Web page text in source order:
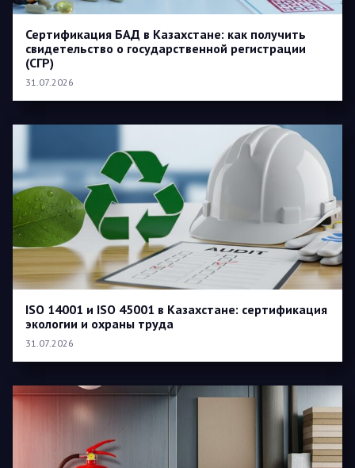
Сертификация БАД в Казахстане: как получить
свидетельство о государственной регистрации
(СГР)
31.07.2026
ISO 14001 и ISO 45001 в Казахстане: сертификация
экологии и охраны труда
31.07.2026